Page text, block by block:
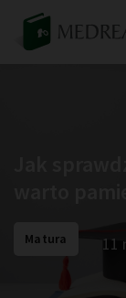
Jak
Matura 11